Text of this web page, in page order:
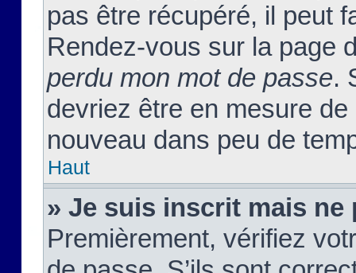
pas être récupéré, il peut
Rendez-vous sur la page
perdu mon mot de passe.
devriez être en mesure
nouveau dans peu de
Haut
» Je suis inscrit mais ne
Premièrement, vérifiez